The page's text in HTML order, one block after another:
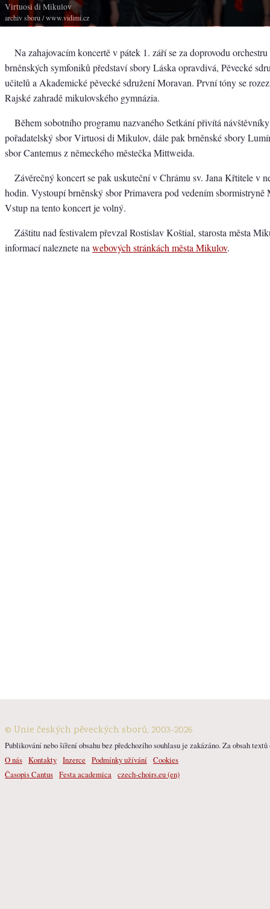
Virtuosi di Mikulov
archiv sboru / www.vidimi.cz
Na zahajovacím koncertě v pátek 1. září se za doprovodu
brněnských symfoniků představí sbory Láska opravdivá, Pěvecké
učitelů a Akademické pěvecké sdružení Moravan. První tóny se
Rajské zahradě mikulovského gymnázia.
Během sobotního programu nazvaného Setkání přivítá
pořadatelský sbor Virtuosi di Mikulov, dále pak brněnské sbory
sbor Cantemus z německého městečka Mittweida.
Závěrečný koncert se pak uskuteční v Chrámu sv. Jana Křtitele v
hodin. Vystoupí brněnský sbor Primavera pod vedením
Vstup na tento koncert je volný.
Záštitu nad festivalem převzal Rostislav Koštial, starosta města
informací naleznete na webových stránkách města Mikulov.
© Unie českých pěveckých sborů, 2003-2026
Publikování nebo šíření obsahu bez předchozího souhlasu je zakázáno. Za obsah
O nás Kontakty Inzerce Podmínky užívání Cookies
Časopis Cantus Festa academica czech-choirs.eu (en)